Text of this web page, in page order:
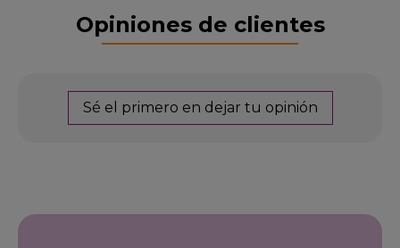
Opiniones de clientes
Sé el primero en dejar tu opinión